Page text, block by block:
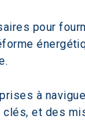
pour
à
et des